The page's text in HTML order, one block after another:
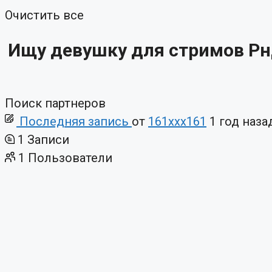
Очистить все
Ищу девушку для стримов
Поиск партнеров
Последняя запись от 161xxx161 1 год
1 Записи
1 Пользователи